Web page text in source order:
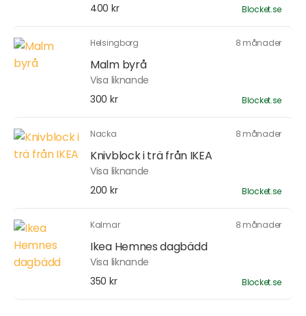
400 kr
Blocket.se
Helsingborg 8 månader
Malm byrå
Visa liknande
300 kr
Blocket.se
Nacka 8 månader
Knivblock i trä från IKEA
Visa liknande
200 kr
Blocket.se
Kalmar 8 månader
Ikea Hemnes dagbädd
Visa liknande
350 kr
Blocket.se